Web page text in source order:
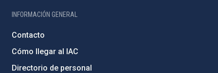
INFORMACIÓN GENERAL
Contacto
Cómo llegar al IAC
Directorio de personal